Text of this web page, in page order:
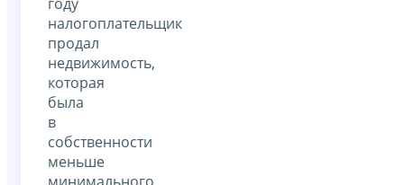
налогоплательщик
продал
недвижимость,
которая
была
в
собственности
меньше
минимального